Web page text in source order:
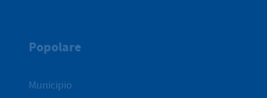
Popolare
Municipio